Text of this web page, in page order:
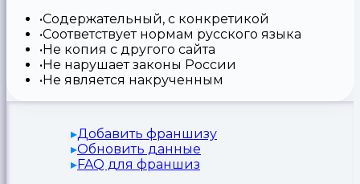
Содержательный, с конкретикой
Соответствует нормам русского языка
Не копия с другого сайта
Не нарушает законы России
Не является накрученным
Добавить франшизу
Обновить данные
FAQ для франшиз